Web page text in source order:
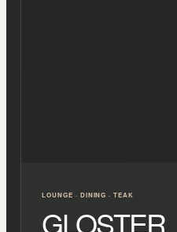
LOUNGE · DINING · TEAK
GLOSTER